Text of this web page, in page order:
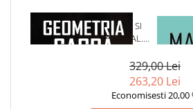
1 x GEOMETRIA SACRA SI
SIMBOLISMUL SPIRITUAL.
1 x
329,00 Lei
263,20 Lei
Economisesti 20,00